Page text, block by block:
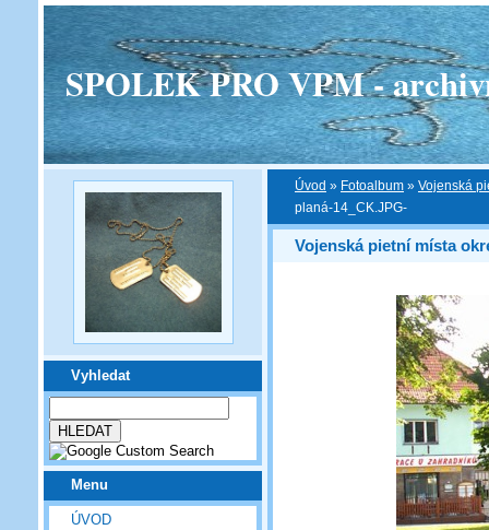
SPOLEK PRO VPM -
Vyhledat
Menu
ÚVOD
Úvod » Fotoalbum » Vojenská
planá-14_CK.JPG-
Vojenská pietní místa